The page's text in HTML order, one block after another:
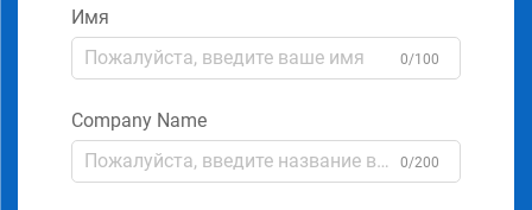
Имя
0/100
Company Name
0/200